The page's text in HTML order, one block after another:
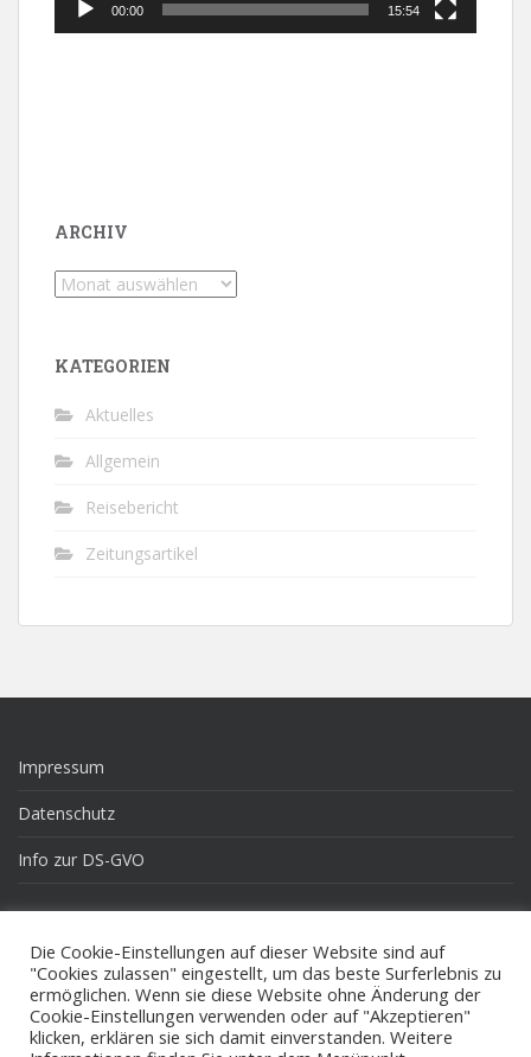
00:00 15:54
ARCHIV
Archiv
KATEGORIEN
Aktuelles
Allgemein
Reisebericht
Zeitungsartikel
Impressum
Datenschutz
Info zur DS-GVO
Pinneberg.de
Rockville Sister Citys Corporation
Die Cookie-Einstellungen auf dieser Website sind auf
"Cookies zulassen" eingestellt, um das beste Surferlebnis zu
ermöglichen. Wenn sie diese Website ohne Änderung der
Cookie-Einstellungen verwenden oder auf "Akzeptieren"
klicken, erklären sie sich damit einverstanden. Weitere